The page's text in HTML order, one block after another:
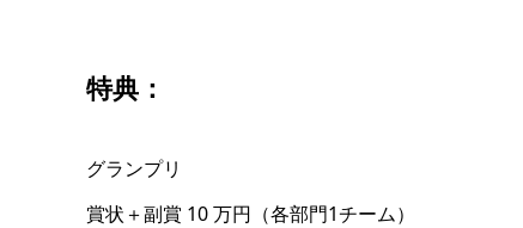
特典：
グランプリ
賞状＋副賞 10 万円（各部門1チーム）